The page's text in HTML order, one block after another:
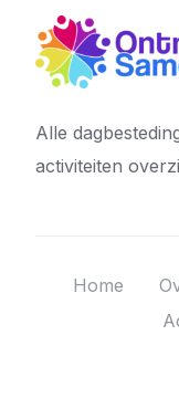
Alle
activiteiten
Home